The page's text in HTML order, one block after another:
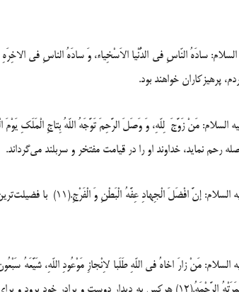
پرهیزکاران خواهند بود.‏
رحم نماید، خداوند او را در قیامت ‏مفتخر و سربلند می‌گرداند.‏
‏‏11 – قال علیه السلام:
السلام: مَنْ زارَ اخاهُ فی اللّهِ طَلَبا لاِنْجازِ مَوْعُودِ اللّهِ،